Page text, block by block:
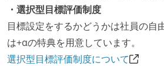
・選択型目標評価制度
目標設定をするかどうかは社員の自
は+αの特典を用意しています。
選択型目標評価制度について